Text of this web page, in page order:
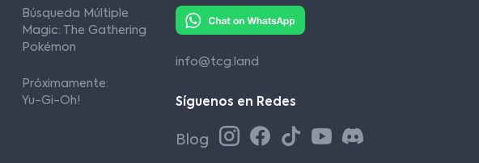
Búsqueda Múltiple
Magic: The Gathering
Pokémon
Próximamente:
Yu-Gi-Oh!
info@tcg.land
Síguenos en Redes
Blog